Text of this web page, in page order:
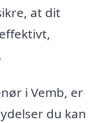
at dit
i Vemb, er
du kan